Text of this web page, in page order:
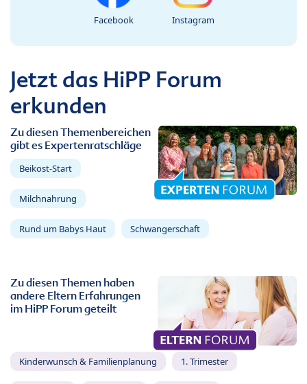
Facebook Instagram
Jetzt das HiPP Forum
erkunden
Zu diesen Themenbereichen
gibt es Expertenratschläge
Beikost-Start
Milchnahrung
Rund um Babys Haut Schwangerschaft
Zu diesen Themen haben
andere Eltern Erfahrungen
im HiPP Forum geteilt
Kinderwunsch & Familienplanung 1. Trimester